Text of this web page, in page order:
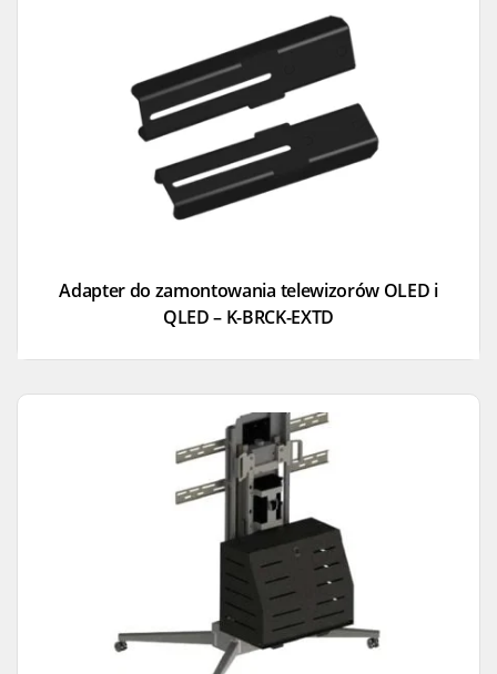
Adapter do zamontowania telewizorów OLED i
QLED – K-BRCK-EXTD